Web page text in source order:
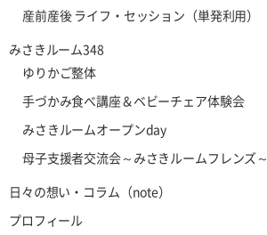
産前産後 ライフ・セッション（単発利用）
みさきルーム348
ゆりかご整体
手づかみ食べ講座＆ベビーチェア体験会
みさきルームオープンday
母子支援者交流会～みさきルームフレンズ～
日々の想い・コラム（note）
プロフィール